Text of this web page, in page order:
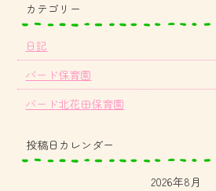
カテゴリー
日記
バード保育園
バード北花田保育園
投稿日カレンダー
2026年8月